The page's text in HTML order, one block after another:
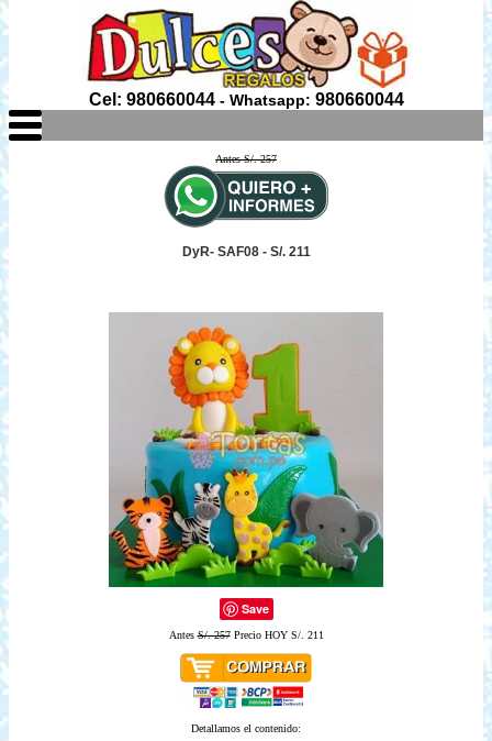
Cel: 980660044- Whatsapp: 980660044
Antes S/. 257
DyR- SAF08 - S/. 211
Save
AntesS/. 257Precio HOY S/. 211
Detallamos el contenido: